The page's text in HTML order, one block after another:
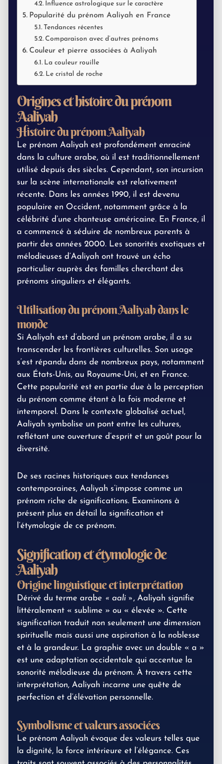
Influence astrologique sur le caractère
Popularité du prénom Aaliyah en France
Tendances récentes
Comparaison avec d’autres prénoms
Couleur et pierre associées à Aaliyah
La couleur rouille
Le cristal de roche
Origines et histoire du prénom
Aaliyah
Histoire du prénom Aaliyah
Le prénom Aaliyah est profondément enraciné
dans la culture arabe, où il est traditionnellement
utilisé depuis des siècles. Cependant, son incursion
sur la scène internationale est relativement
récente. Dans les années 1990, il est devenu
populaire en Occident, notamment grâce à la
célébrité d’une chanteuse américaine. En France, il
a commencé à séduire de nombreux parents à
partir des années 2000. Les sonorités exotiques et
mélodieuses d’Aaliyah ont trouvé un écho
particulier auprès des familles cherchant des
prénoms singuliers et élégants.
Utilisation du prénom Aaliyah dans le
monde
Si Aaliyah est d’abord un prénom arabe, il a su
transcender les frontières culturelles. Son usage
s’est répandu dans de nombreux pays, notamment
aux États-Unis, au Royaume-Uni, et en France.
Cette popularité est en partie due à la perception
du prénom comme étant à la fois moderne et
intemporel. Dans le contexte globalisé actuel,
Aaliyah symbolise un pont entre les cultures,
reflétant une ouverture d’esprit et un goût pour la
diversité.
De ses racines historiques aux tendances
contemporaines, Aaliyah s’impose comme un
prénom riche de significations. Examinons à
présent plus en détail la signification et
l’étymologie de ce prénom.
Signification et étymologie de
Aaliyah
Origine linguistique et interprétation
Dérivé du terme arabe « aali », Aaliyah signifie
littéralement « sublime » ou « élevée ». Cette
signification traduit non seulement une dimension
spirituelle mais aussi une aspiration à la noblesse
et à la grandeur. La graphie avec un double « a »
est une adaptation occidentale qui accentue la
sonorité mélodieuse du prénom. À travers cette
interprétation, Aaliyah incarne une quête de
perfection et d’élévation personnelle.
Symbolisme et valeurs associées
Le prénom Aaliyah évoque des valeurs telles que
la dignité, la force intérieure et l’élégance. Ces